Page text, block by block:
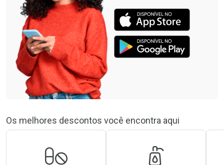
Os melhores descontos você encontra aqui